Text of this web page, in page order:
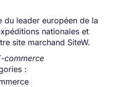
du leader européen de la
nationales et
site marchand SiteW.
commerce
: